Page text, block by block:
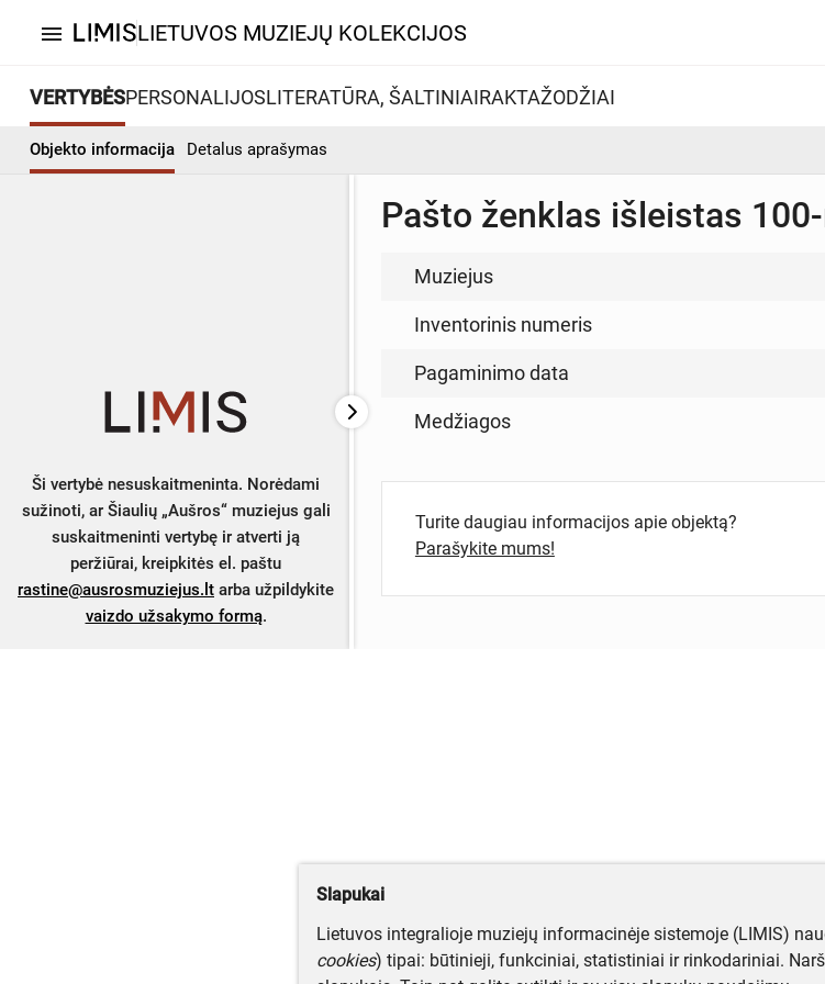
menu LIETUVOS MUZIEJŲ KOLEKCIJOS
VERTYBĖSPERSONALIJOSLITERATŪRA, ŠALTINIAIRAKTAŽODŽIAI
Objekto informacija Detalus aprašymas
Ši vertybė nesuskaitmeninta. Norėdami
sužinoti, ar Šiaulių „Aušros“ muziejus gali
suskaitmeninti vertybę ir atverti ją
peržiūrai, kreipkitės el. paštu
rastine@ausrosmuziejus.lt arba užpildykite
vaizdo užsakymo formą.
Pašto ženklas išleistas
Muziejus
Inventorinis numeris
Pagaminimo data
Medžiagos
Turite daugiau informacijos apie objektą?
Parašykite mums!
Slapukai
Lietuvos integralioje muziejų informacinėje sistemoje (LIMIS)
cookies) tipai: būtinieji, funkciniai, statistiniai ir rinkodariniai.